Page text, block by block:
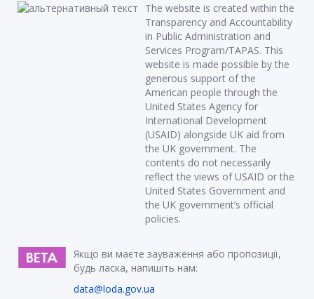
The website is created within the
Transparency and Accountability
in Public Administration and
Services Program/TAPAS. This
website is made possible by the
generous support of the
American people through the
United States Agency for
International Development
(USAID) alongside UK aid from
the UK government. The
contents do not necessarily
reflect the views of USAID or the
United States Government and
the UK government’s official
policies.
Якщо ви маєте зауваження або пропозиції,
будь ласка, напишіть нам:
data@loda.gov.ua